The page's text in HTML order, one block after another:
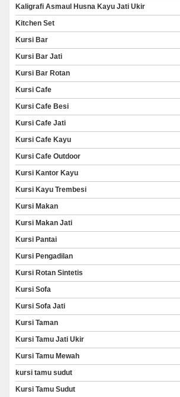
Kaligrafi Asmaul Husna Kayu Jati Ukir
Kitchen Set
Kursi Bar
Kursi Bar Jati
Kursi Bar Rotan
Kursi Cafe
Kursi Cafe Besi
Kursi Cafe Jati
Kursi Cafe Kayu
Kursi Cafe Outdoor
Kursi Kantor Kayu
Kursi Kayu Trembesi
Kursi Makan
Kursi Makan Jati
Kursi Pantai
Kursi Pengadilan
Kursi Rotan Sintetis
Kursi Sofa
Kursi Sofa Jati
Kursi Taman
Kursi Tamu Jati Ukir
Kursi Tamu Mewah
kursi tamu sudut
Kursi Tamu Sudut